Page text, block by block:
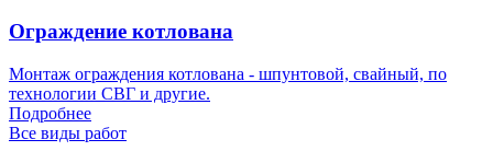
Ограждение котлована
Монтаж ограждения котлована - шпунтовой, свайный, по
технологии СВГ и другие.
Подробнее
Все виды работ